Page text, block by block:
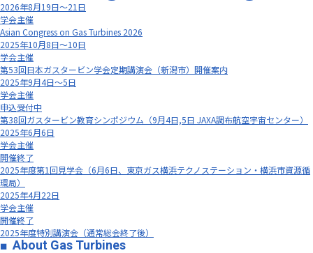
2026年8月19日～21日
学会主催
Asian Congress on Gas Turbines 2026
2025年10月8日～10日
学会主催
第53回日本ガスタービン学会定期講演会（新潟市）開催案内
2025年9月4日～5日
学会主催
申込受付中
第38回ガスタービン教育シンポジウム（9月4日,5日 JAXA調布航空宇宙センター）
2025年6月6日
学会主催
開催終了
2025年度第1回見学会（6月6日、東京ガス横浜テクノステーション・横浜市資源循
環局）
2025年4月22日
学会主催
開催終了
2025年度特別講演会（通常総会終了後）
About Gas Turbines